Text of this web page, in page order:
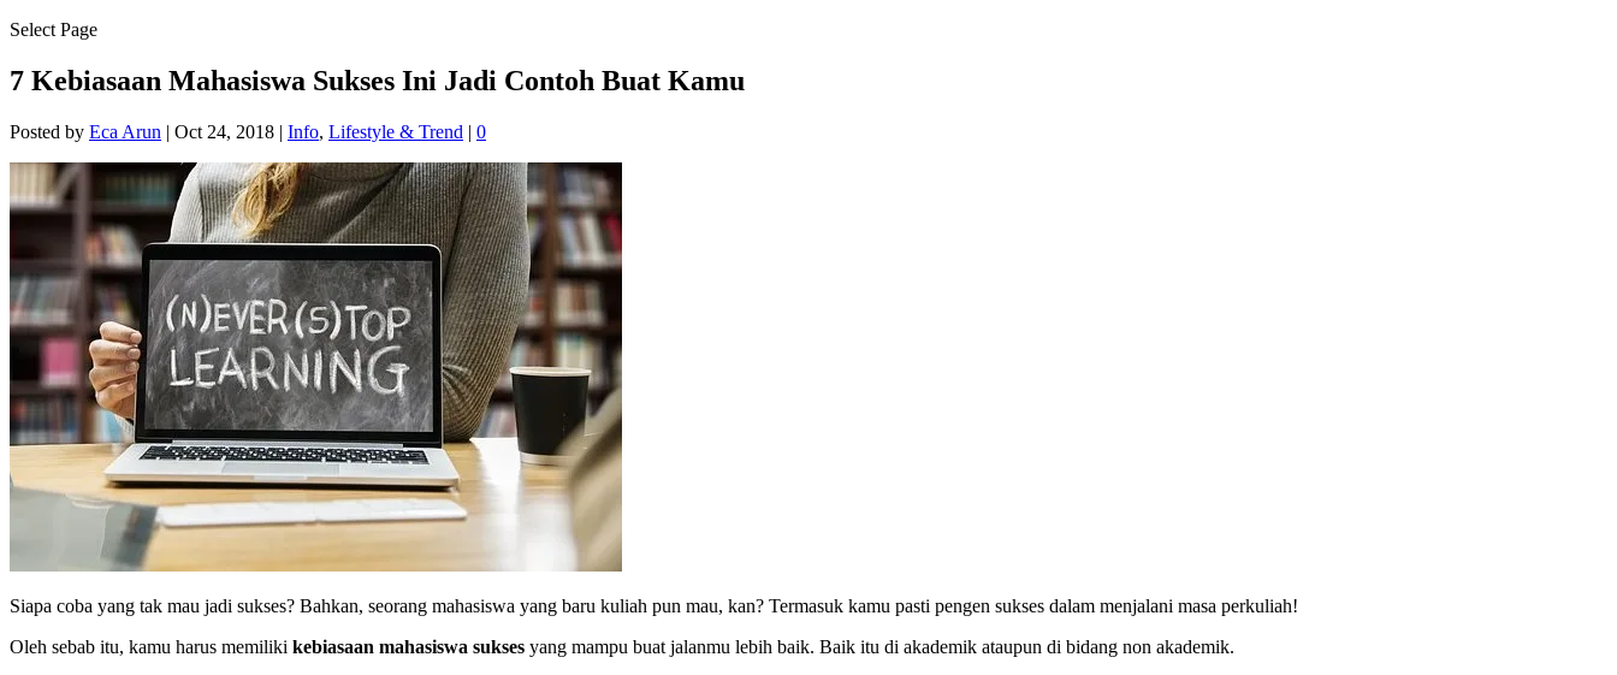
Select Page
7 Kebiasaan Mahasiswa Sukses Ini Jadi Contoh Buat Kamu
Posted by Eca Arun | Oct 24, 2018 | Info, Lifestyle & Trend | 0
Siapa coba yang tak mau jadi sukses? Bahkan, seorang mahasiswa yang baru kuliah pun mau, kan? Termasuk kamu pasti pengen sukses dalam menjalani masa perkuliah!
Oleh sebab itu, kamu harus memiliki kebiasaan mahasiswa sukses yang mampu buat jalanmu lebih baik. Baik itu di akademik ataupun di bidang non akademik.